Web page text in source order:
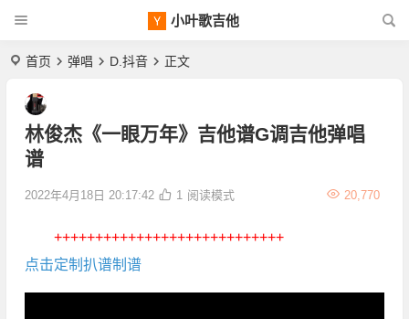
小叶歌吉他
首页 弹唱 D.抖音 正文
林俊杰《一眼万年》吉他谱G调吉他弹唱
谱
2022年4月18日 20:17:42 20,770
1 阅读模式
++++++++++++++++++++++++++++
点击定制扒谱制谱